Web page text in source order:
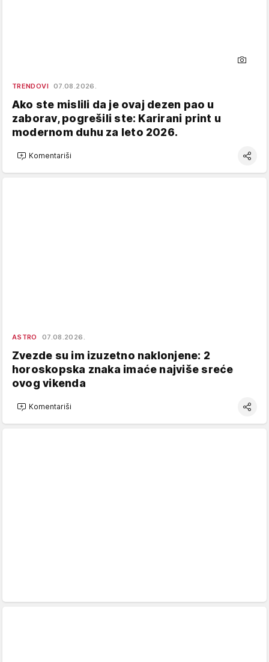
TRENDOVI 07.08.2026.
Ako ste mislili da je ovaj dezen pao u
zaborav, pogrešili ste: Karirani print u
modernom duhu za leto 2026.
Komentariši
ASTRO 07.08.2026.
Zvezde su im izuzetno naklonjene: 2
horoskopska znaka imaće najviše sreće
ovog vikenda
Komentariši